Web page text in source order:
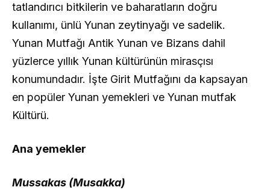
tatlandırıcı bitkilerin ve baharatların doğru
kullanımı, ünlü Yunan zeytinyağı ve sadelik.
Yunan Mutfağı Antik Yunan ve Bizans dahil
yüzlerce yıllık Yunan kültürünün mirasçısı
konumundadır. İşte Girit Mutfağını da kapsayan
en popüler Yunan yemekleri ve Yunan mutfak
Kültürü.
Ana yemekler
Mussakas (Musakka)